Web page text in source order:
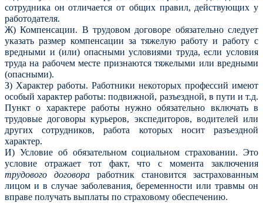
сотрудника он отличается от общих правил, действующих у
работодателя.
Ж) Компенсации. В трудовом договоре обязательно следует
указать размер компенсации за тяжелую работу и работу с
вредными и (или) опасными условиями труда, если условия
труда на рабочем месте признаются тяжелыми или вредными
(опасными).
З) Характер работы. Работники некоторых профессий имеют
особый характер работы: подвижной, разъездной, в пути и т.д.
Пункт о характере работы нужно обязательно включать в
трудовые договоры курьеров, экспедиторов, водителей или
других сотрудников, работа которых носит разъездной
характер.
И) Условие об обязательном социальном страховании. Это
условие отражает тот факт, что с момента заключения
трудового договора работник становится застрахованным
лицом и в случае заболевания, беременности или травмы он
вправе получать выплаты по страховому обеспечению.